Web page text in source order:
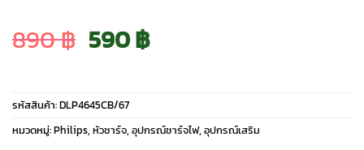
890฿ Original
price
was:
590฿Current
price
is:
รหัสสินค้า:DLP4645CB/67
หมวดหมู่:Philips, หัวชาร์จ, อุปกรณ์ชาร์จไฟ, อุปกรณ์เสริม